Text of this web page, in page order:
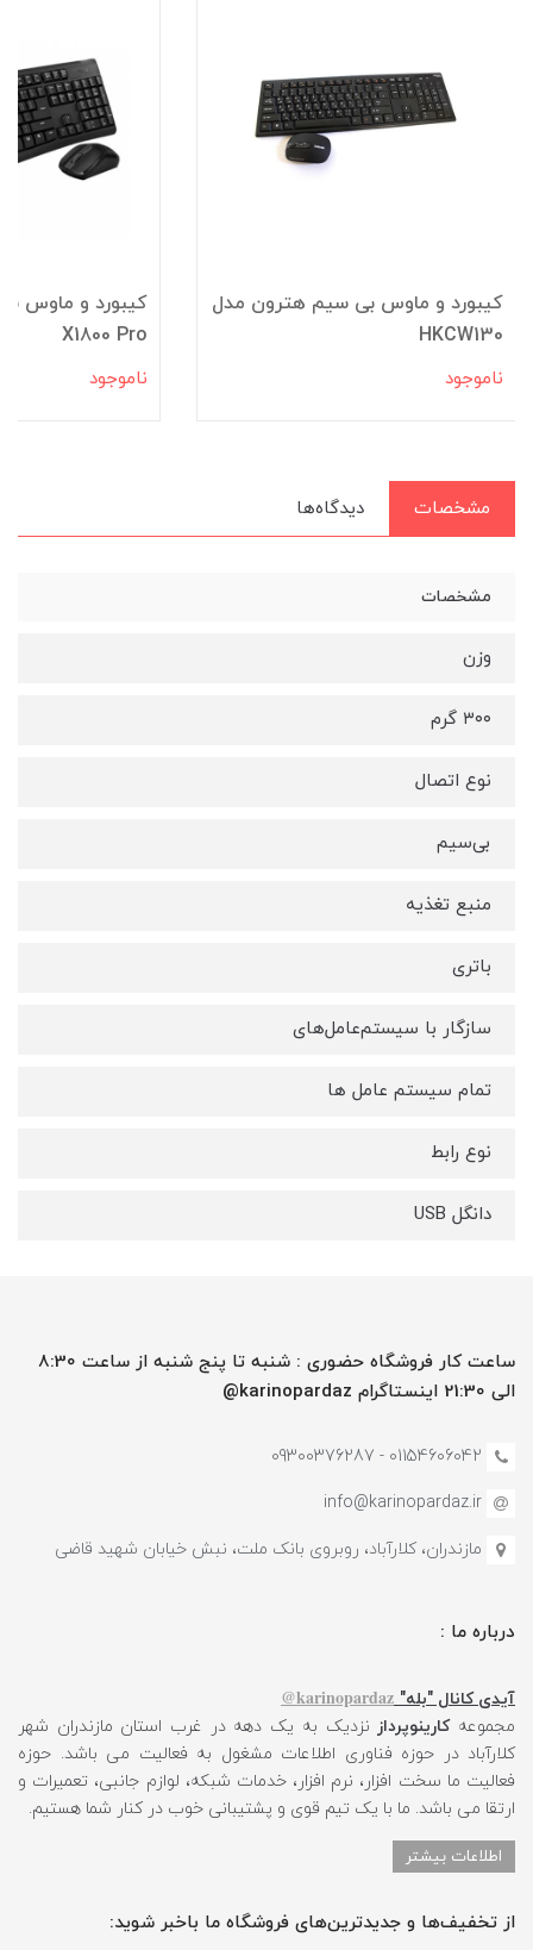
کیبورد و ماوس بی سیم هترون مدل
HKCW130
ناموجود
کیبورد و ماوس
X1800 Pro
ناموجود
مشخصات دیدگاه‌ها
مشخصات
وزن
۳۰۰ گرم
نوع اتصال
بی‌سیم
منبع تغذیه
باتری
سازگار با سیستم‌عامل‌های
تمام سیستم عامل ها
نوع رابط
دانگل USB
ساعت کار فروشگاه حضوری : شنبه تا پنج شنبه از ساعت 8:30
الی 21:30 اینستاگرام karinopardaz@
01154606042 - 09300376287
info@karinopardaz.ir
مازندران، کلارآباد، روبروی بانک ملت، نبش خیابان شهید قاضی
درباره ما :
آیدی کانال "بله" karinopardaz@
مجموعهکارینوپرداز نزدیک به یک دهه در غرب استان مازندران شهر
کلارآباد در حوزه فناوری اطلاعات مشغول به فعالیت می باشد. حوزه
فعالیت ما سخت افزار، نرم افزار، خدمات شبکه، لوازم جانبی، تعمیرات و
ارتقا می باشد. ما با یک تیم قوی و پشتیبانی خوب در کنار شما هستیم.
اطلاعات بیشتر
از تخفیف‌ها و جدیدترین‌های فروشگاه ما باخبر شوید: